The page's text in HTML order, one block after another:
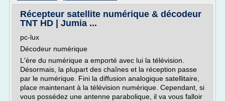
Récepteur satellite numérique & décodeur
TNT HD | Jumia ...
pc-lux
Décodeur numérique
L'ère du numérique a emporté avec lui la télévision.
Désormais, la plupart des chaînes et la réception passe
par le numérique. Fini la diffusion analogique satellitaire,
place maintenant à la télévision numérique. Cependant, si
vous possédez une antenne parabolique, il va vous falloir